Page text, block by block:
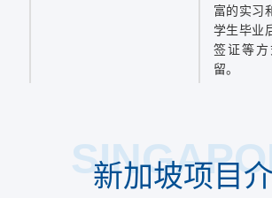
富的实习
学生毕业
签证等
留。
新加坡项目